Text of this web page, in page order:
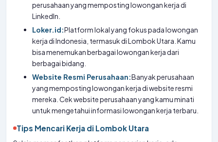
perusahaan yang memposting lowongan kerja di
LinkedIn.
Loker.id:Platform lokal yang fokus pada lowongan
kerja di Indonesia, termasuk di Lombok Utara. Kamu
bisa menemukan berbagai lowongan kerja dari
berbagai bidang.
Website Resmi Perusahaan:Banyak perusahaan
yang memposting lowongan kerja di website resmi
mereka. Cek website perusahaan yang kamu minati
untuk mengetahui informasi lowongan kerja terbaru.
Tips Mencari Kerja di Lombok Utara